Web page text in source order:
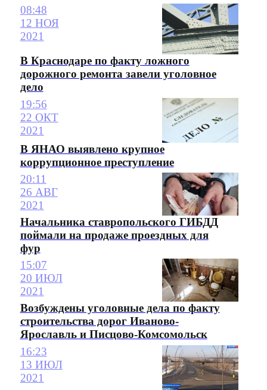
08:48
12 НОЯ
2021
В Краснодаре по факту ложного
дорожного ремонта завели уголовное
дело
19:56
22 ОКТ
2021
В ЯНАО выявлено крупное
коррупционное преступление
20:11
26 АВГ
2021
Начальника ставропольского ГИБДД
поймали на продаже проездных для
фур
15:07
20 ИЮЛ
2021
Возбуждены уголовные дела по факту
строительства дорог Иваново-
Ярославль и Писцово-Комсомольск
16:23
13 ИЮЛ
2021